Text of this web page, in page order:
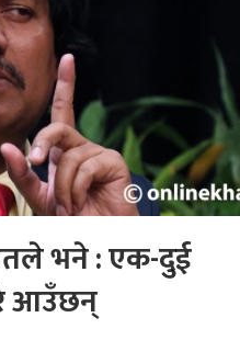
भने : एक-दुई
आउँछन्